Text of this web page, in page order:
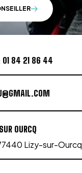
01 84 21 86 44
OURCQ
Lizy-sur-Ourcq